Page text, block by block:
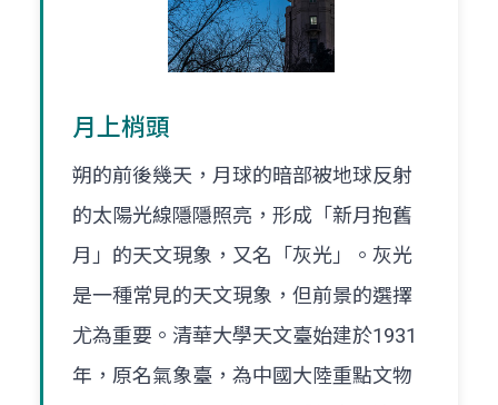
月上梢頭
朔的前後幾天，月球的暗部被地球反射
的太陽光線隱隱照亮，形成「新月抱舊
月」的天文現象，又名「灰光」。灰光
是一種常見的天文現象，但前景的選擇
尤為重要。清華大學天文臺始建於1931
年，原名氣象臺，為中國大陸重點文物